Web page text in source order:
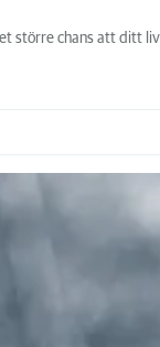
större chans att ditt